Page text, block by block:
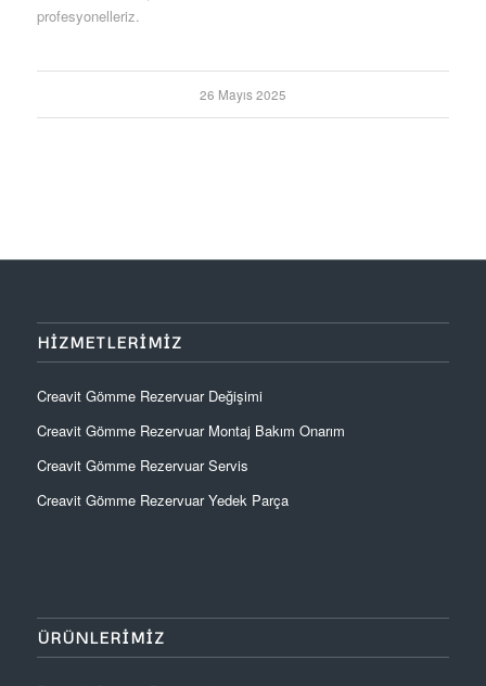
profesyonelleriz.
26 Mayıs 2025
HIZMETLERIMIZ
Creavit Gömme Rezervuar Değişimi
Creavit Gömme Rezervuar Montaj Bakım Onarım
Creavit Gömme Rezervuar Servis
Creavit Gömme Rezervuar Yedek Parça
ÜRÜNLERIMIZ